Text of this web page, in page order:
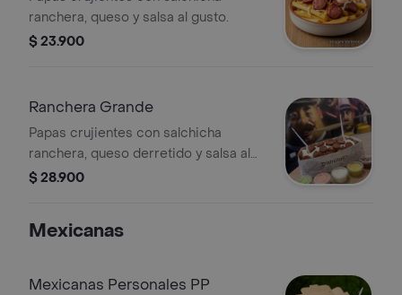
ranchera, queso y salsa al gusto.
$ 23.900
Ranchera Grande
Papas crujientes con salchicha
ranchera, queso derretido y salsa al
gusto.
$ 28.900
Mexicanas
Mexicanas Personales PP